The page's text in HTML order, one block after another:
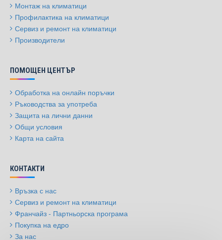
Монтаж на климатици
Профилактика на климатици
Сервиз и ремонт на климатици
Производители
ПОМОЩЕН ЦЕНТЪР
Обработка на онлайн поръчки
Ръководства за употреба
Защита на лични данни
Общи условия
Карта на сайта
КОНТАКТИ
Връзка с нас
Сервиз и ремонт на климатици
Франчайз - Партньорска програма
Покупка на едро
За нас